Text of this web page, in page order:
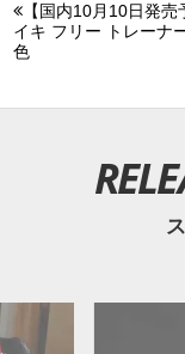
【国内10月10日発売
イキ フリー トレーナ
色